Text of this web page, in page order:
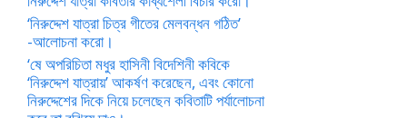
‘নিরুদ্দেশ যাত্রা চিত্র গীতের মেলবন্ধন গঠিত’
-আলোচনা করো।
‘ষে অপরিচিতা মধুর হাসিনী বিদেশিনী কবিকে
‘নিরুদ্দেশ যাত্রায়’ আকর্ষণ করেছেন, এবং কোনো
নিরুদ্দেশের দিকে নিয়ে চলেছেন কবিতাটি পর্যালোচনা